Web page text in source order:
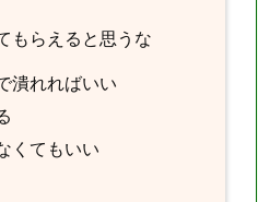
もらえると思うな
潰れればいい
くてもいい